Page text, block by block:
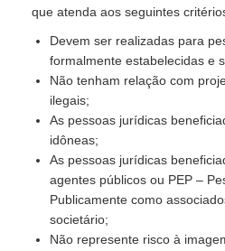
que atenda aos seguintes
Devem ser realizadas para
formalmente estabelecidas e
Não tenham relação com
ilegais;
As pessoas jurídicas
idôneas;
As pessoas jurídicas
agentes públicos ou PEP –
Publicamente como
societário;
Não represente risco à